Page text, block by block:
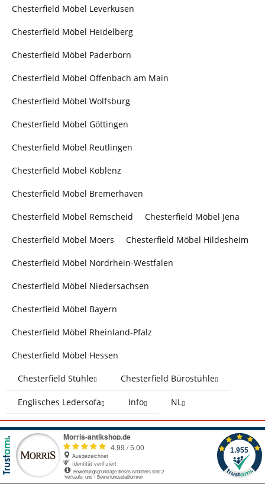
Chesterfield Möbel Leverkusen
Chesterfield Möbel Heidelberg
Chesterfield Möbel Paderborn
Chesterfield Möbel Offenbach am Main
Chesterfield Möbel Wolfsburg
Chesterfield Möbel Göttingen
Chesterfield Möbel Reutlingen
Chesterfield Möbel Koblenz
Chesterfield Möbel Bremerhaven
Chesterfield Möbel Remscheid Chesterfield Möbel Jena
Chesterfield Möbel Moers Chesterfield Möbel Hildesheim
Chesterfield Möbel Nordrhein-Westfalen
Chesterfield Möbel Niedersachsen
Chesterfield Möbel Bayern
Chesterfield Möbel Rheinland-Pfalz
Chesterfield Möbel Hessen
Chesterfield Stühle Chesterfield Bürostühle
Englisches Ledersofa Info NL